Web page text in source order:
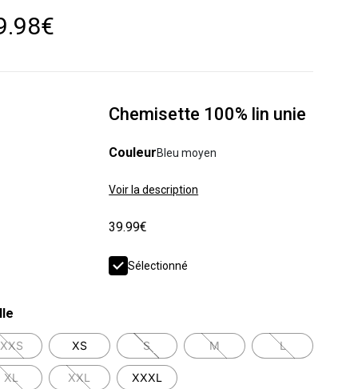
Chemisette 100% lin unie
CouleurBleu moyen
Voir la description
39.99€
Sélectionné
XXS XS S M L
XL XXL XXXL